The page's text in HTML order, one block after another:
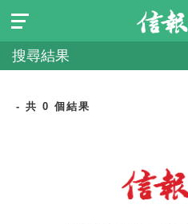
搜尋結果
- 共 0 個結果